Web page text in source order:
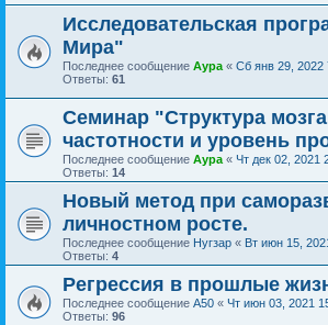
Исследовательская
Мира"
Последнее сообщение Аура « Сб янв 29, 2022
Ответы: 61
Семинар "Структура
частотности и уровень
Последнее сообщение Аура« Чт дек 02, 2021
Ответы: 14
Новый метод при
личностном росте.
Последнее сообщение Нугзар « Вт июн 15,
Ответы: 4
Регрессия в прошлые
Последнее сообщение А50 « Чт июн 03, 2021
Ответы: 96